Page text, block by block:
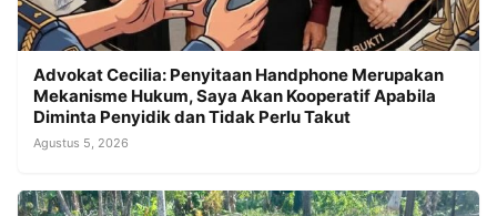
Advokat Cecilia: Penyitaan Handphone Merupakan
Mekanisme Hukum, Saya Akan Kooperatif Apabila
Diminta Penyidik dan Tidak Perlu Takut
Agustus 5, 2026